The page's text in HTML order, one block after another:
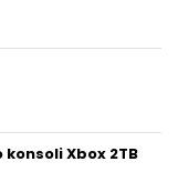
Xbox 2TB